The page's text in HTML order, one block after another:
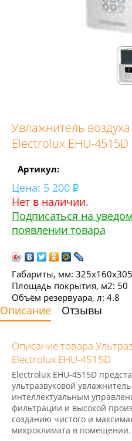
Увлажнитель
Electrolux EHU-4515D
Артикул:
Цена: 5 200
Нет в наличии.
Подписаться на
появлении товара
Габариты, мм: 325х160х305
Площадь покрытия, м2: 50
Объём резервуара, л: 4.8
Описание Отзывы
Описание товара
Electrolux EHU-4515D
Electrolux EHU-4515D
ультразвуковой
интеллектуальным
фильтрации и высокой
созданию чистого и
микроклимата в помещении.